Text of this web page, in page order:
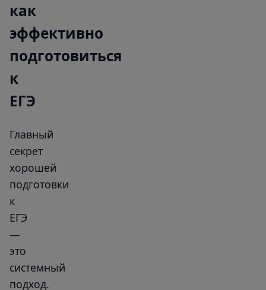
как
эффективно
подготовиться
к
ЕГЭ
Главный
секрет
хорошей
подготовки
к
ЕГЭ
—
это
системный
подход.